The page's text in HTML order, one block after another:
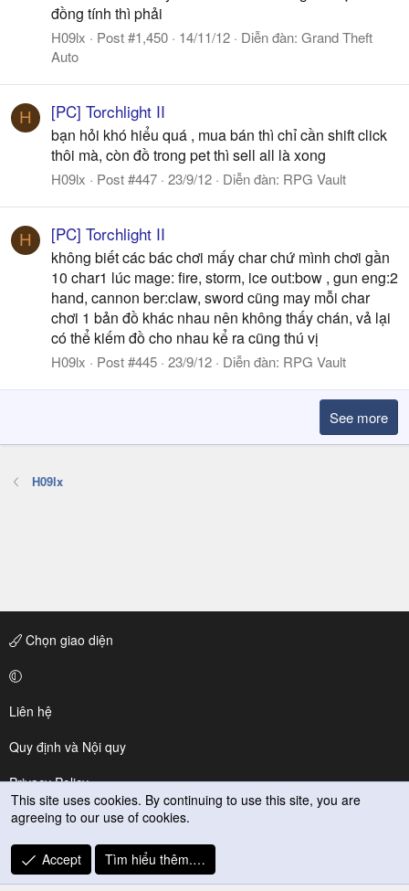
đồng tính thì phải
H09lx Post #1,450 14/11/12 Diễn đàn: Grand Theft
Auto
H [PC] Torchlight II
bạn hỏi khó hiểu quá , mua bán thì chỉ cần shift click
thôi mà, còn đồ trong pet thì sell all là xong
H09lx Post #447 23/9/12 Diễn đàn: RPG Vault
H [PC] Torchlight II
không biết các bác chơi mấy char chứ mình chơi gần
10 char1 lúc mage: fire, storm, ice out:bow , gun eng:2
hand, cannon ber:claw, sword cũng may mỗi char
chơi 1 bản đồ khác nhau nên không thấy chán, vả lại
có thể kiếm đồ cho nhau kể ra cũng thú vị
H09lx Post #445 23/9/12 Diễn đàn: RPG Vault
See more
H09lx
Chọn giao diện
Liên hệ
Quy định và Nội quy
Privacy Policy
Trợ giúp
R
S
This site uses cookies. By continuing to use this site, you are
agreeing to our use of cookies.
Accept Tìm hiểu thêm.…